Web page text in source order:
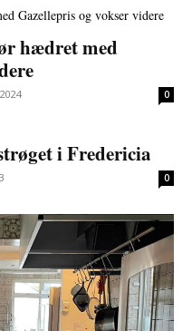
hædret med
0
i Fredericia
0